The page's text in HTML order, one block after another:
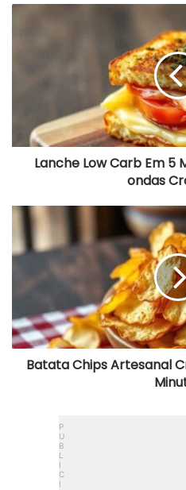
Lanche
Minutos:
Micro-
ondas
Crocante
Lanche Low Carb Em 5
ondas
Batata
Artesanal
Crocante
Perfeita
20
Minutos
Batata Chips Artesanal